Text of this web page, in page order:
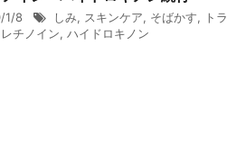
1/8 しみ, スキンケア, そばかす, トラ
レチノイン, ハイドロキノン